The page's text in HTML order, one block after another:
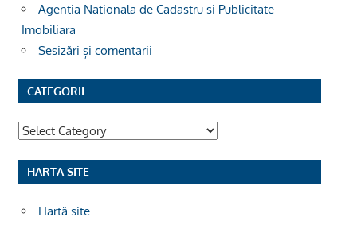
Agentia Nationala de Cadastru si Publicitate
Imobiliara
Sesizări și comentarii
CATEGORII
Categorii
HARTA SITE
Hartă site